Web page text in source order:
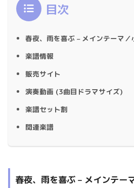
目次
春夜、雨を喜ぶ – メインテーマ／
楽譜情報
販売サイト
演奏動画 (3曲目ドラマサイズ)
楽譜セット割
関連楽譜
春夜、雨を喜ぶ – メインテー